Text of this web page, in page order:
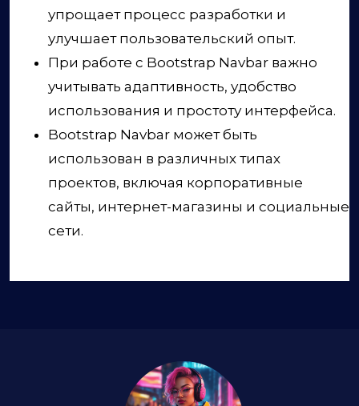
упрощает процесс разработки и
улучшает пользовательский опыт.
При работе с Bootstrap Navbar важно
учитывать адаптивность, удобство
использования и простоту интерфейса.
Bootstrap Navbar может быть
использован в различных типах
проектов, включая корпоративные
сайты, интернет-магазины и социальные
сети.